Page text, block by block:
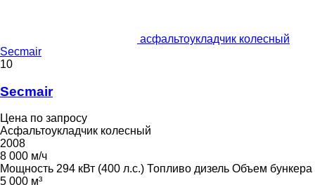
асфальтоукладчик колесный
Secmair
10
Secmair
Цена по запросу
Асфальтоукладчик колесный
2008
8 000 м/ч
Мощность 294 кВт (400 л.с.) Топливо дизель Объем бункера
5 000 м³